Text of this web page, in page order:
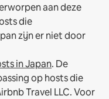
aan deze
die
zijn er niet door
in Japan. De
op hosts die
Travel LLC.Voor